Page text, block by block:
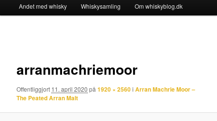
Andet med whisky Whiskysamling Om whiskyblog.dk
arranmachriemoor
Offentliggjort 11. april 2020 på1920 × 2560iArran Machrie Moor –
The Peated Arran Malt